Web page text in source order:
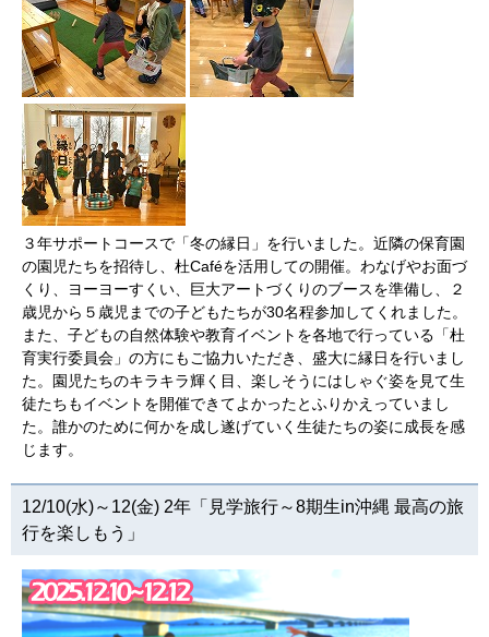
３年サポートコースで「冬の縁日」を行いました。近隣の保育園
の園児たちを招待し、杜Caféを活用しての開催。わなげやお面づ
くり、ヨーヨーすくい、巨大アートづくりのブースを準備し、２
歳児から５歳児までの子どもたちが30名程参加してくれました。
また、子どもの自然体験や教育イベントを各地で行っている「杜
育実行委員会」の方にもご協力いただき、盛大に縁日を行いまし
た。園児たちのキラキラ輝く目、楽しそうにはしゃぐ姿を見て生
徒たちもイベントを開催できてよかったとふりかえっていまし
た。誰かのために何かを成し遂げていく生徒たちの姿に成長を感
じます。
12/10(水)～12(金) 2年「見学旅行～8期生in沖縄 最高の旅
行を楽しもう」